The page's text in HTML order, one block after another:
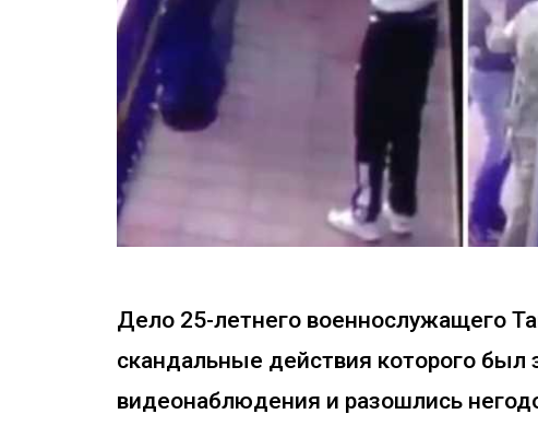
Дело 25-летнего военнослужащего
скандальные действия которого был
видеонаблюдения и разошлись